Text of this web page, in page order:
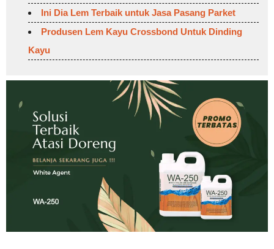
Ini Dia Lem Terbaik untuk Jasa Pasang Parket
Produsen Lem Kayu Crossbond Untuk Dinding
Kayu